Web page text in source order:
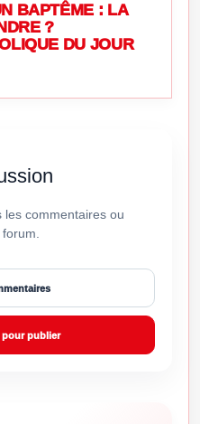
BAPTÊME : LA
?
DU JOUR
les commentaires ou
pour publier